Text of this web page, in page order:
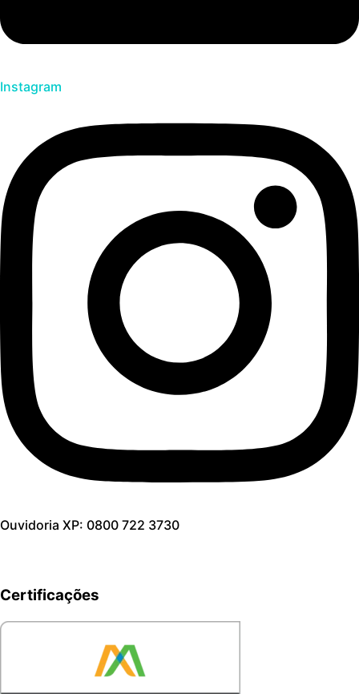
Instagram
Ouvidoria XP: 0800 722 3730
Certificações